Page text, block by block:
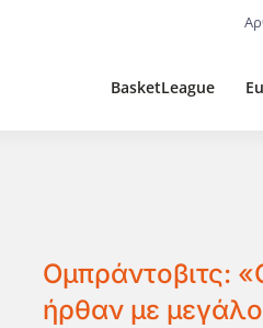
BasketLeague
Ομπράντοβιτς:
ήρθαν με μεγάλο